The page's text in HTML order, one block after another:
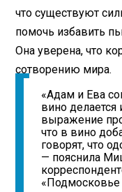
что существуют
помочь избавить
Она уверена, что
сотворению мира.
«Адам и Ева
вино делается
выражение
что в вино
говорят, что
— пояснила
«Подмосковье